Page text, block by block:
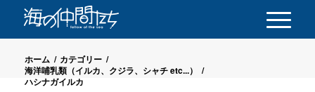
ホーム / カテゴリー /
海洋哺乳類（イルカ、クジラ、シャチ etc...）
/
ハシナガイルカ